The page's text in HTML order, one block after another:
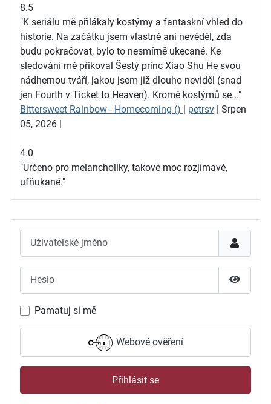
Pamatuj si mě
Webové ověření
Přihlásit se
8.5
"K seriálu mě přilákaly kostýmy a fantaskní vhled do
historie. Na začátku jsem vlastně ani nevěděl, zda
budu pokračovat, bylo to nesmírně ukecané. Ke
sledování mě přikoval Šestý princ Xiao Shu He svou
nádhernou tváří, jakou jsem již dlouho neviděl (snad
jen Fourth v Ticket to Heaven). Kromě kostýmů se..."
Bittersweet Rainbow - Homecoming () | petrsv | Srpen
05, 2026 |
4.0
"Určeno pro melancholiky, takové moc rozjímavé,
ufňukané."